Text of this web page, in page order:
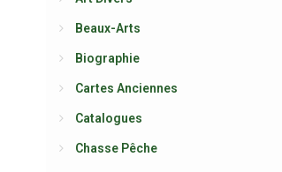
Beaux-Arts
Biographie
Cartes Anciennes
Catalogues
Chasse Pêche